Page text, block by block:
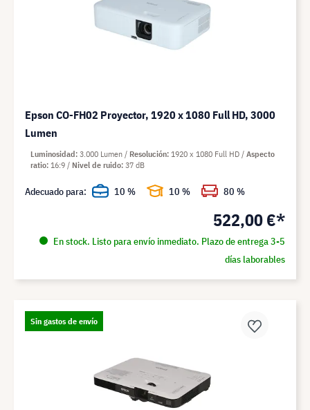
Epson CO-FH02 Proyector, 1920 x 1080 Full HD, 3000
Lumen
522,00 €*
En stock. Listo para envío inmediato. Plazo de entrega 3-5
días laborables
Luminosidad 3.000 Lumen Resolución 1920 x 1080 Full HD
Aspecto
ratio 16:9 Nivel de ruido 37 dB
Adecuado para: 10 % 10 % 80 %
Sin gastos de envío